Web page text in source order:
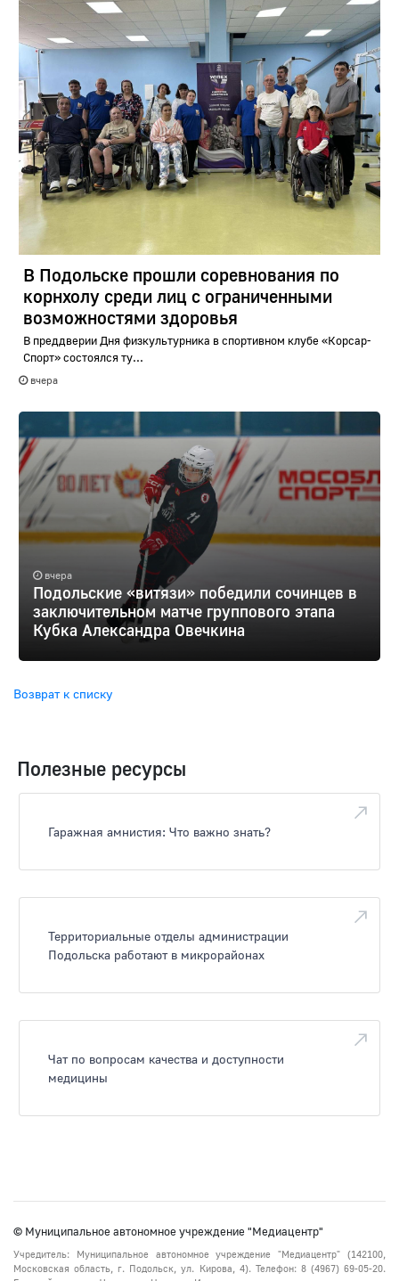
В Подольске прошли соревнования по
корнхолу среди лиц с ограниченными
возможностями здоровья
В преддверии Дня физкультурника в спортивном клубе «Корсар-
Спорт» состоялся ту...
вчера
вчера
Подольские «витязи» победили сочинцев в
заключительном матче группового этапа
Кубка Александра Овечкина
Возврат к списку
Полезные ресурсы
Гаражная амнистия: Что важно знать?
Территориальные отделы администрации
Подольска работают в микрорайонах
Чат по вопросам качества и доступности
медицины
© Муниципальное автономное учреждение "Медиацентр"
Учредитель: Муниципальное автономное учреждение "Медиацентр" (142100,
Московская область, г. Подольск, ул. Кирова, 4). Телефон: 8 (4967) 69-05-20.